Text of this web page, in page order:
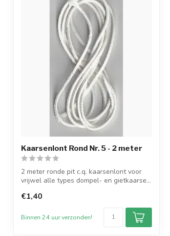
Kaarsenlont Rond Nr. 5 - 2 meter
2 meter ronde pit c.q. kaarsenlont voor
vrijwel alle types dompel- en gietkaarse...
€1,40
Binnen 24 uur verzonden!